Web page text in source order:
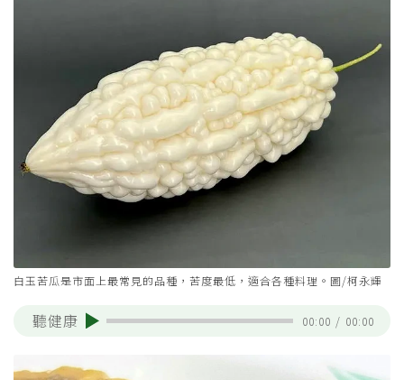
白玉苦瓜是市面上最常見的品種，苦度最低，適合各種料理。圖/柯永輝
聽健康 00:00 / 00:00